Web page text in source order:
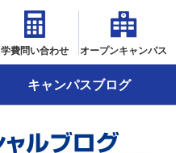
学費問い合わせ オープンキャンパス
キャンパスブログ